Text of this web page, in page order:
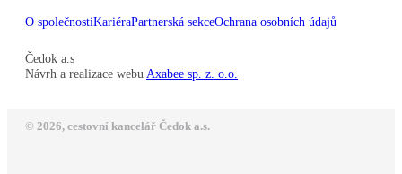
O společnostiKariéraPartnerská sekceOchrana osobních údajů
Čedok a.s
Návrh a realizace webu Axabee sp. z. o.o.
© 2026, cestovní kancelář Čedok a.s.